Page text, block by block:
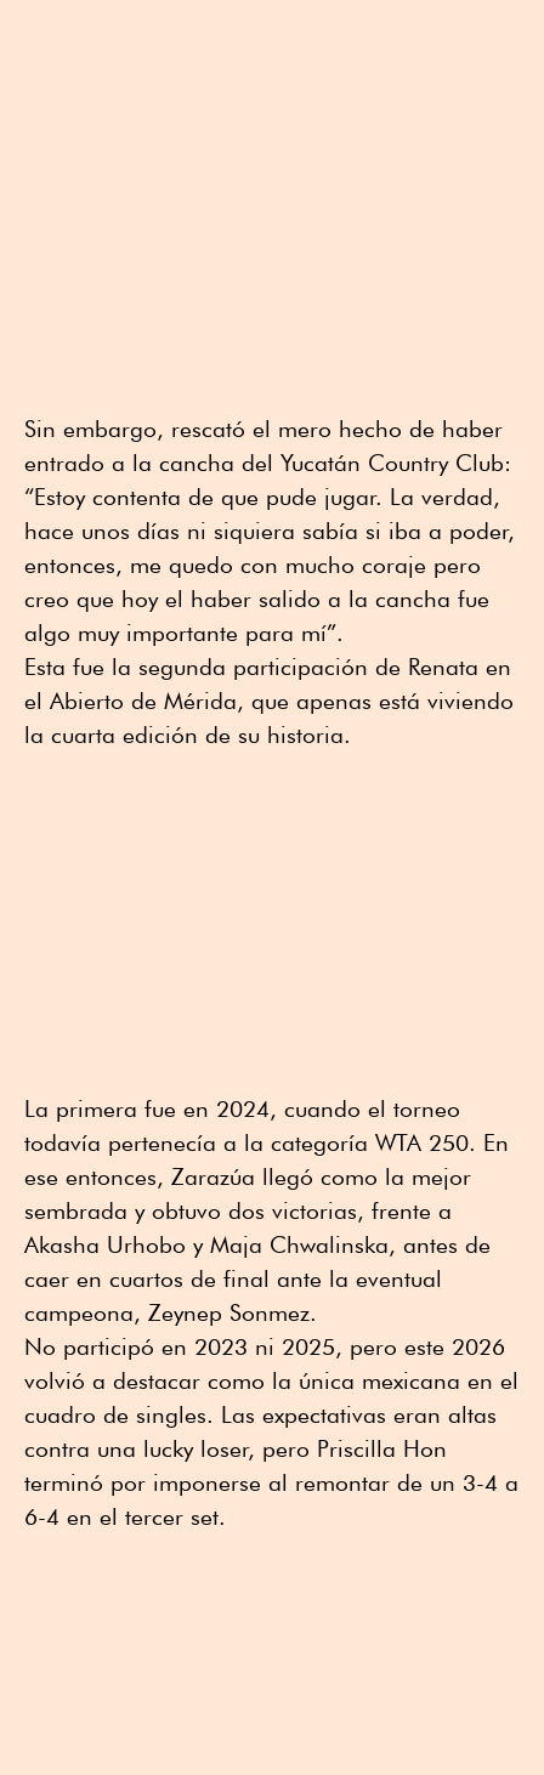
Sin embargo, rescató el mero hecho de haber
entrado a la cancha del Yucatán Country Club:
“Estoy contenta de que pude jugar. La verdad,
hace unos días ni siquiera sabía si iba a poder,
entonces, me quedo con mucho coraje pero
creo que hoy el haber salido a la cancha fue
algo muy importante para mí”.
Esta fue la segunda participación de Renata en
el Abierto de Mérida, que apenas está viviendo
la cuarta edición de su historia.
La primera fue en 2024, cuando el torneo
todavía pertenecía a la categoría WTA 250. En
ese entonces, Zarazúa llegó como la mejor
sembrada y obtuvo dos victorias, frente a
Akasha Urhobo y Maja Chwalinska, antes de
caer en cuartos de final ante la eventual
campeona, Zeynep Sonmez.
No participó en 2023 ni 2025, pero este 2026
volvió a destacar como la única mexicana en el
cuadro de singles. Las expectativas eran altas
contra una lucky loser, pero Priscilla Hon
terminó por imponerse al remontar de un 3-4 a
6-4 en el tercer set.